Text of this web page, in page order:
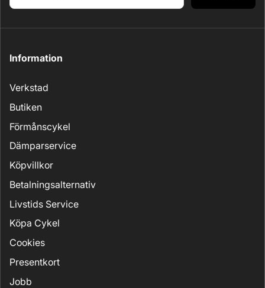
Information
Verkstad
Butiken
Förmånscykel
Dämparservice
Köpvillkor
Betalningsalternativ
Livstids Service
Köpa Cykel
Cookies
Presentkort
Jobb